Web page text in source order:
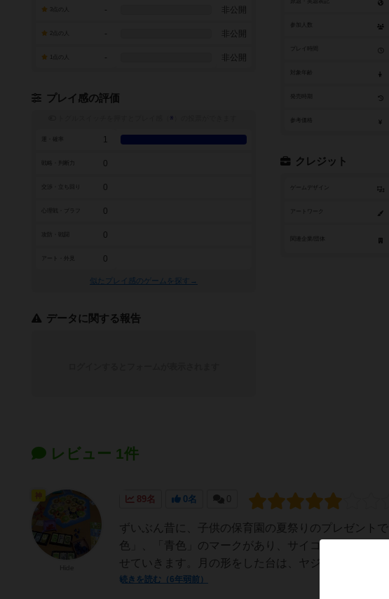
参加人数
参考価格
クレジット
ゲームデザイン
アートワーク
- 非公開
- 非公開
- 非公開
プレイ感の評価
※
1
戦略・判断力 0
0
0
0
アート・外見 0
似たプレイ感のゲームを探す→
データに関する報告
レビュー 1件
89名 0名 0
ずいぶん昔に、子供の保育園の夏祭りのプレゼント
色」、「青色」のマークがあり、サイコロを振って
せていきます。月の形をした台は、ヤジロベーのよ
続きを読む（6年弱前）